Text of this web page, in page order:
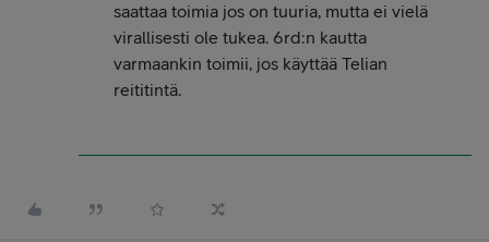
saattaa toimia jos on tuuria, mutta ei vielä
virallisesti ole tukea. 6rd:n kautta
varmaankin toimii, jos käyttää Telian
reititintä.